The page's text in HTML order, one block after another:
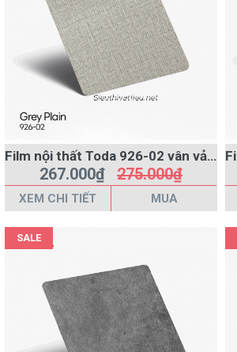
Film nội thất Toda 926-02 vân vải màu xám
267.000₫ 275.000₫
XEM CHI TIẾT MUA
SALE